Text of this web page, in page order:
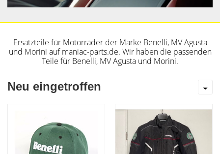
Neu eingetroffen
Baseball-Cap Benelli
26,80 €
Textiljacke Benelli
Größe L